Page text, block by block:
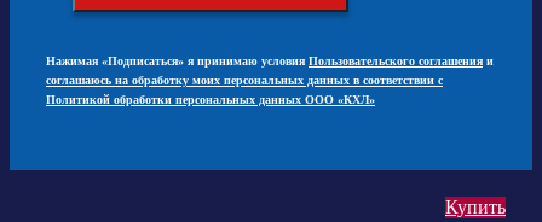
Купить
Нажимая «Подписаться» я принимаю условия Пользовательского соглашения и
соглашаюсь на обработку моих персональных данных в соответствии с
Политикой обработки персональных данных ООО «КХЛ»